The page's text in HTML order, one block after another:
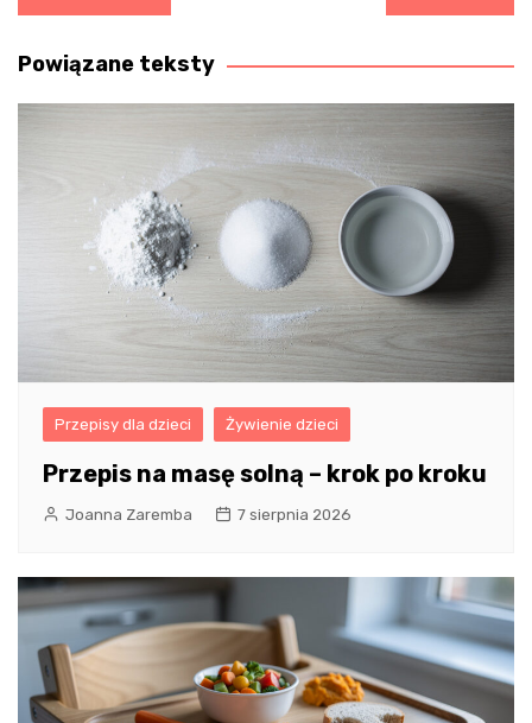
wpisu
Powiązane teksty
Przepisy dla dzieci Żywienie dzieci
Przepis na masę solną – krok po kroku
Joanna Zaremba 7 sierpnia 2026